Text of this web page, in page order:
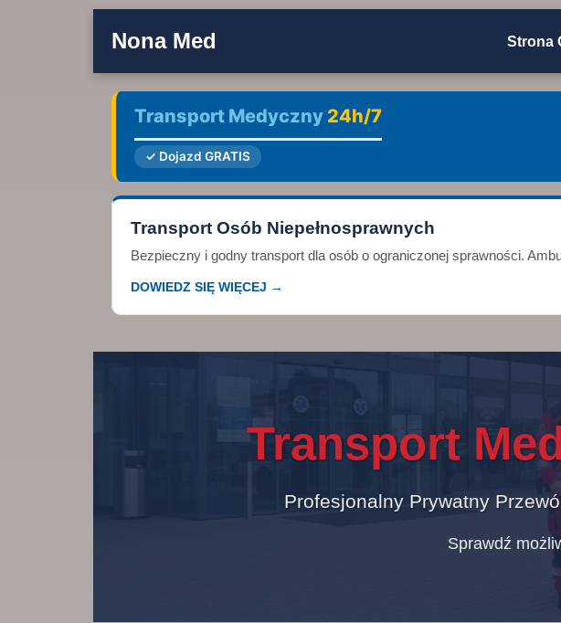
Nona Med Strona
Transport Medyczny 24h/7
✓ Dojazd GRATIS
Transport Osób Niepełnosprawnych
Bezpieczny i godny transport dla osób o ograniczonej sprawności.
DOWIEDZ SIĘ WIĘCEJ →
Transport
Profesjonalny Prywatny
Sprawdź